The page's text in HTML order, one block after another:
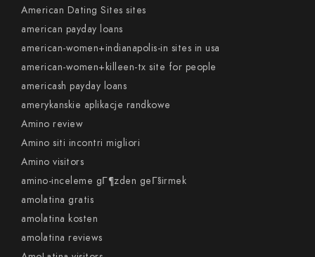
American Dating Sites sites
american payday loans
american-women+indianapolis-in sites in usa
american-women+killeen-tx site for people
americash payday loans
amerykanskie aplikacje randkowe
Amino review
Amino siti incontri migliori
Amino visitors
amino-inceleme gГ¶zden geГ§irmek
amolatina gratis
amolatina kosten
amolatina reviews